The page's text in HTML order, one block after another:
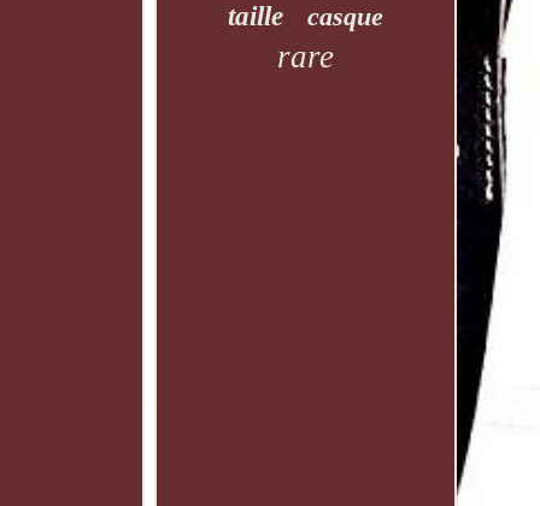
taille casque
rare